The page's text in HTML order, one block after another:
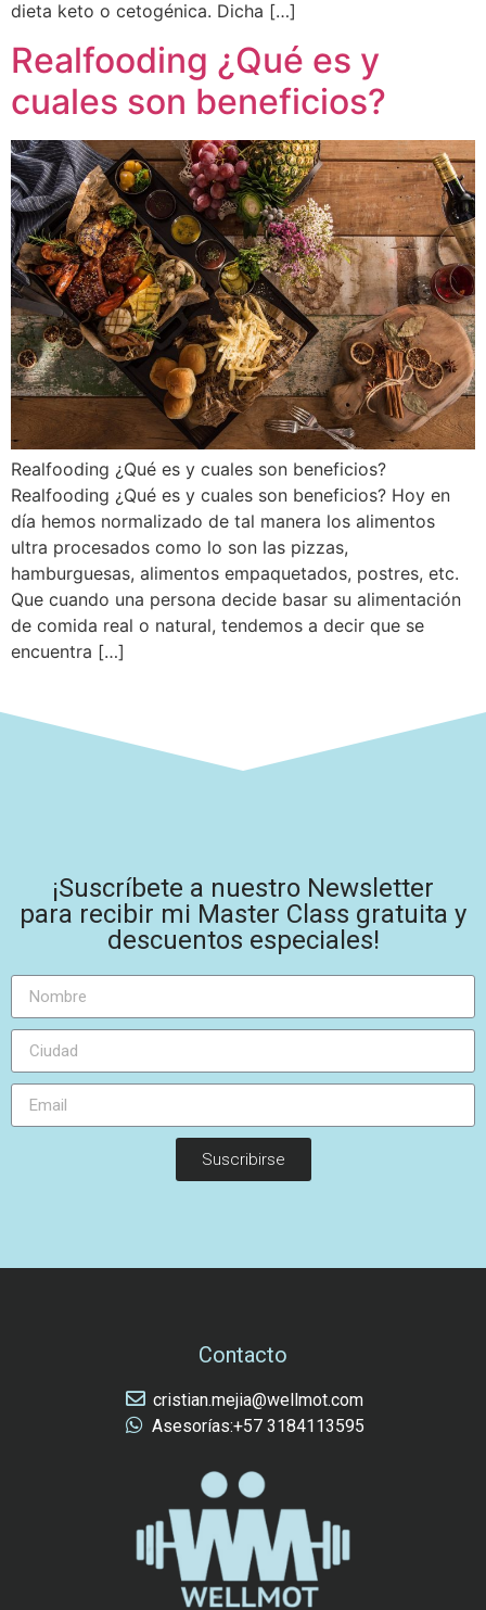
dieta keto o cetogénica. Dicha […]
Realfooding ¿Qué es y
cuales son beneficios?
Realfooding ¿Qué es y cuales son beneficios?
Realfooding ¿Qué es y cuales son beneficios? Hoy en
día hemos normalizado de tal manera los alimentos
ultra procesados como lo son las pizzas,
hamburguesas, alimentos empaquetados, postres, etc.
Que cuando una persona decide basar su alimentación
de comida real o natural, tendemos a decir que se
encuentra […]
¡Suscríbete a nuestro Newsletter
para recibir mi Master Class gratuita y
descuentos especiales!
Suscribirse
Contacto
cristian.mejia@wellmot.com
Asesorías:+57 3184113595